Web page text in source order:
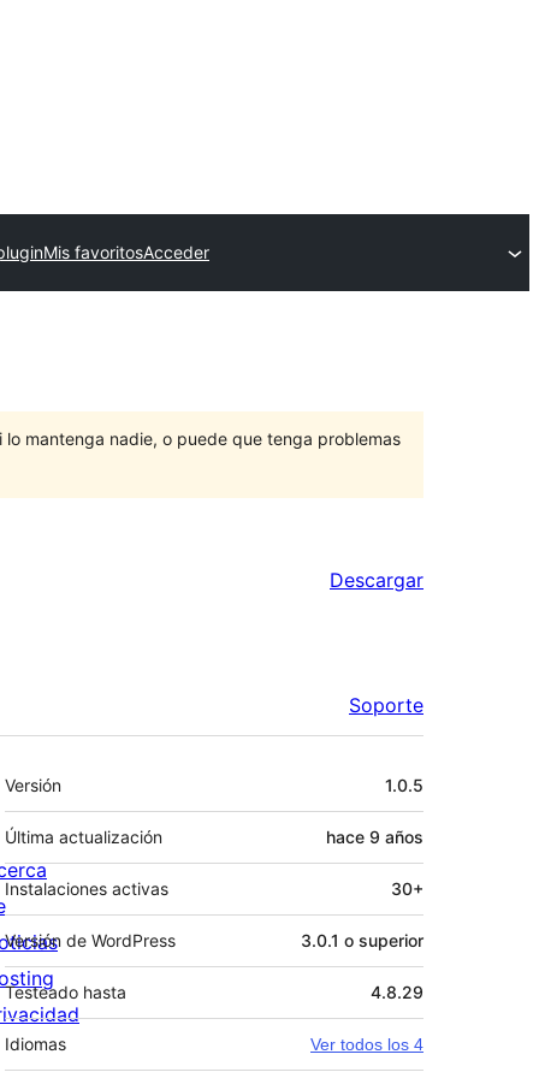
Mis favoritosAcceder
mantenga nadie, o puede que tenga problemas
Descargar
Soporte
Meta
Versión 1.0.5
Última actualización hace 9 años
Instalaciones activas 30+
Versión de WordPress 3.0.1 o superior
Testeado hasta 4.8.29
Idiomas Ver todos los 4